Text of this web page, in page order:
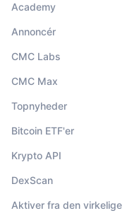
Academy
Annoncér
CMC Labs
CMC Max
Topnyheder
Bitcoin ETF'er
Krypto API
DexScan
Aktiver fra den virkelige